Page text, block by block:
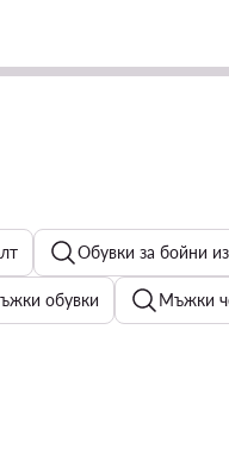
Обувки за бойни
обувки Мъжки